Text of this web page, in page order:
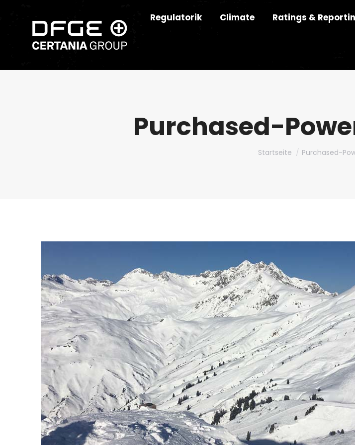
Regulatorik Climate Ratings &
Purchased-
Du bist hier:
Startseite Purchased-